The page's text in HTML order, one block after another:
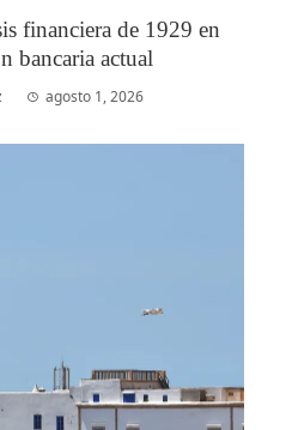
financiera de 1929 en
bancaria actual
agosto 1, 2026